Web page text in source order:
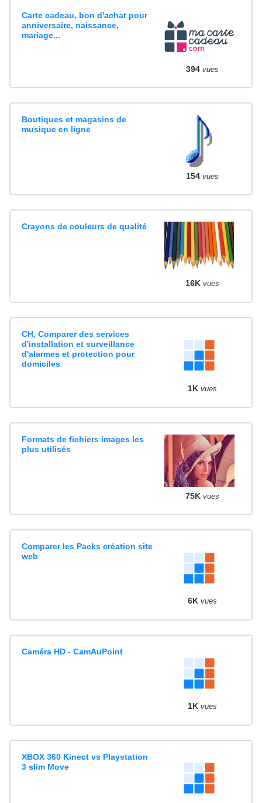
Carte cadeau, bon d'achat pour
anniversaire, naissance,
mariage...
394 vues
Boutiques et magasins de
musique en ligne
154 vues
Crayons de couleurs de qualité
16K vues
CH, Comparer des services
d'installation et surveillance
d'alarmes et protection pour
domiciles
1K vues
Formats de fichiers images les
plus utilisés
75K vues
Comparer les Packs création site
web
6K vues
Caméra HD - CamAuPoint
1K vues
XBOX 360 Kinect vs Playstation
3 slim Move